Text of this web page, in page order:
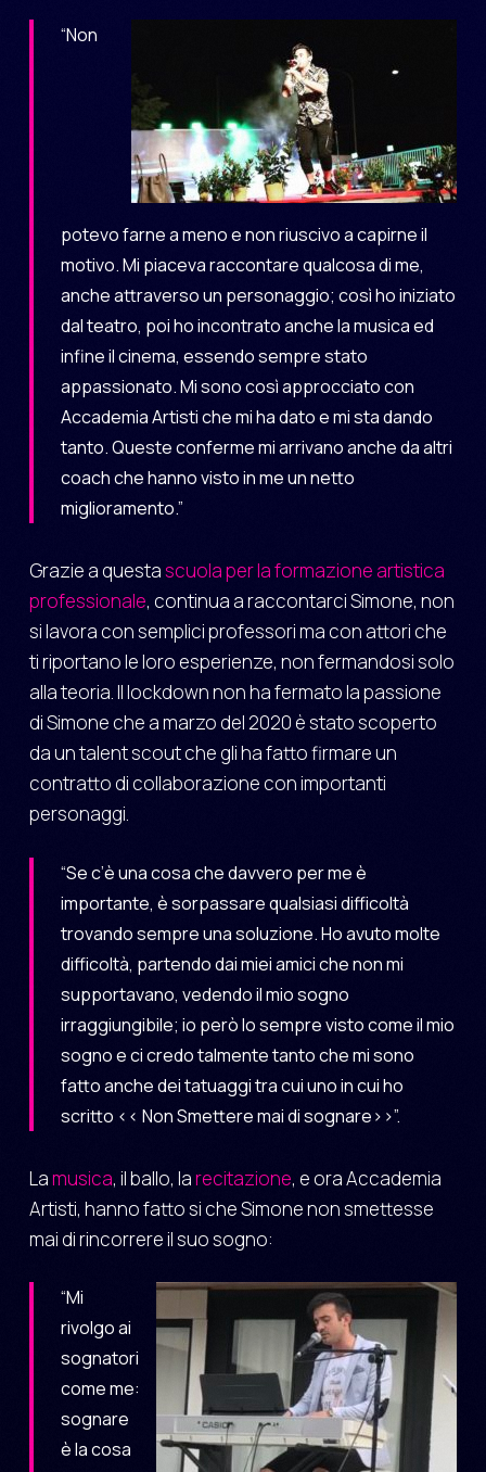
“Non
potevo farne a meno e non riuscivo a capirne il
motivo. Mi piaceva raccontare qualcosa di me,
anche attraverso un personaggio; così ho iniziato
dal teatro, poi ho incontrato anche la musica ed
infine il cinema, essendo sempre stato
appassionato. Mi sono così approcciato con
Accademia Artisti che mi ha dato e mi sta dando
tanto. Queste conferme mi arrivano anche da altri
coach che hanno visto in me un netto
miglioramento.”
Grazie a questascuola per la formazione artistica
professionale, continua a raccontarci Simone, non
si lavora con semplici professori ma con attori che
ti riportano le loro esperienze, non fermandosi solo
alla teoria. Il lockdown non ha fermato la passione
di Simone che a marzo del 2020 è stato scoperto
da un talent scout che gli ha fatto firmare un
contratto di collaborazione con importanti
personaggi.
“Se c’è una cosa che davvero per me è
importante, è sorpassare qualsiasi difficoltà
trovando sempre una soluzione. Ho avuto molte
difficoltà, partendo dai miei amici che non mi
supportavano, vedendo il mio sogno
irraggiungibile; io però lo sempre visto come il mio
sogno e ci credo talmente tanto che mi sono
fatto anche dei tatuaggi tra cui uno in cui ho
scritto << Non Smettere mai di sognare>>”.
Lamusica, il ballo, larecitazione, e ora Accademia
Artisti, hanno fatto si che Simone non smettesse
mai di rincorrere il suo sogno:
“Mi
rivolgo ai
sognatori
come me:
sognare
è la cosa